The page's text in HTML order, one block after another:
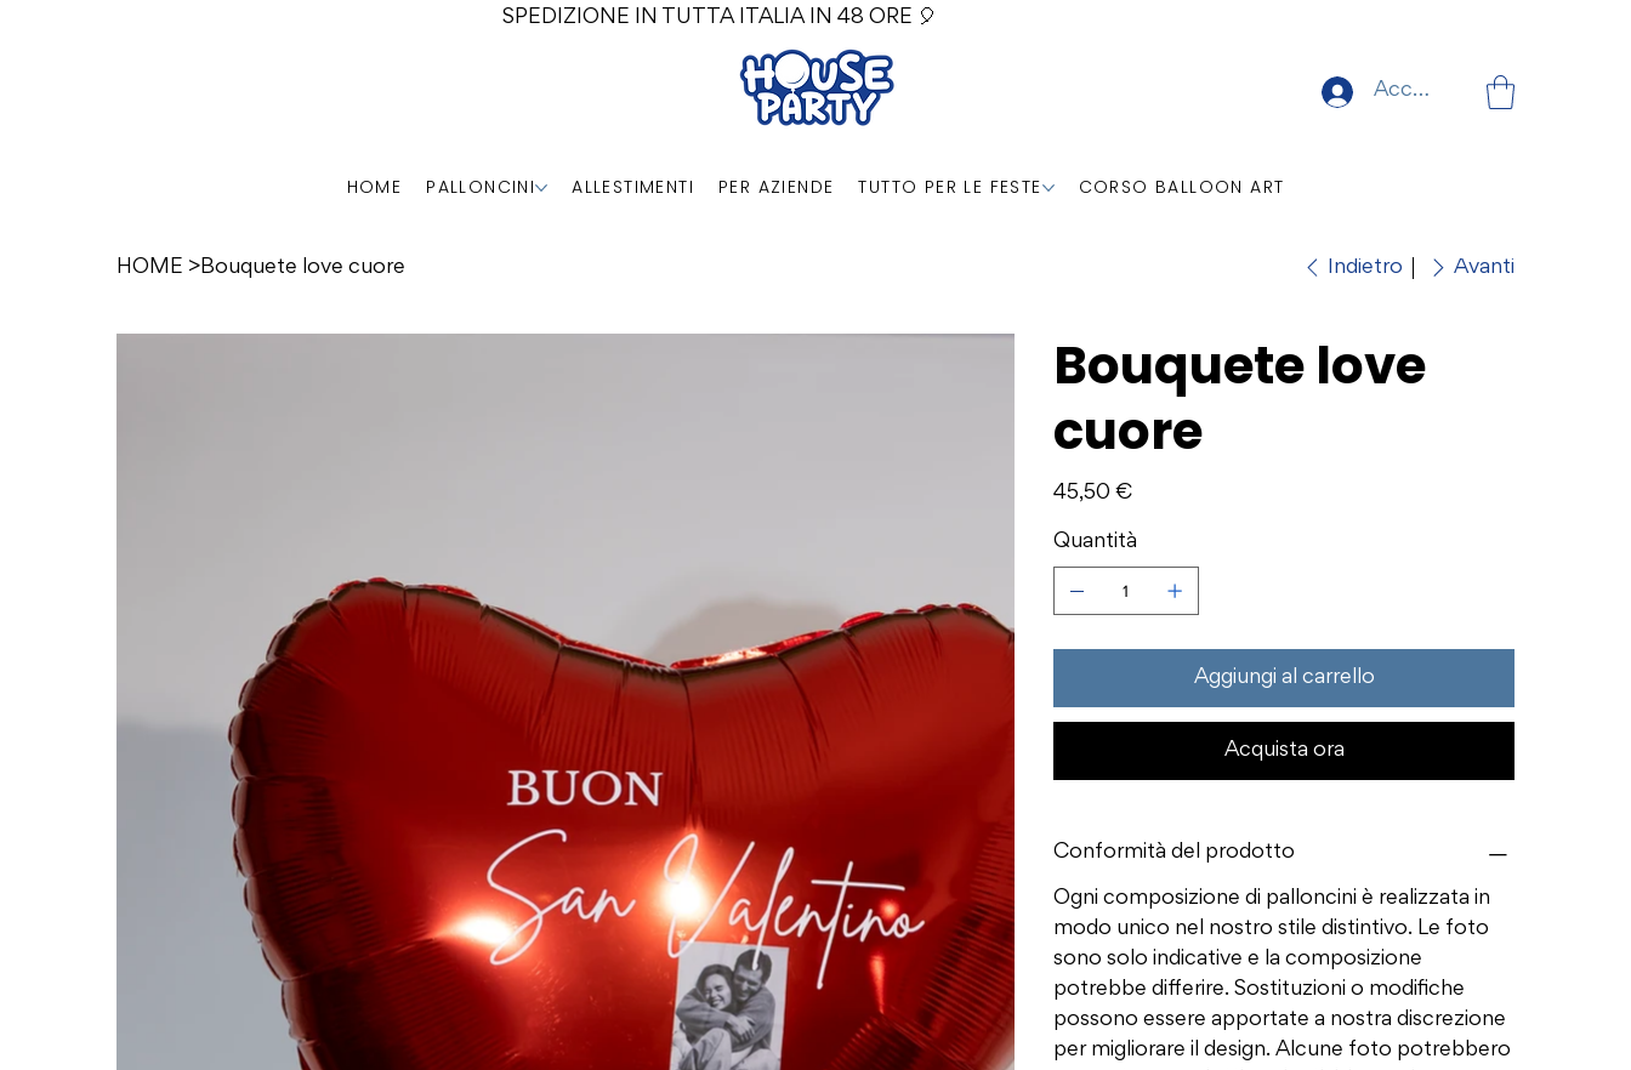
SPEDIZIONE IN TUTTA ITALIA IN 48 ORE 🎈
Accedi
HOME PALLONCINI ALLESTIMENTI PER AZIENDE TUTTO PER LE FESTE CORSO BALLOON ART
HOME >Bouquete love cuore Indietro Avanti
Bouquete love
cuore
Prezzo
45,50 €
Quantità
Aggiungi al carrello
Acquista ora
Conformità del prodotto
Ogni composizione di palloncini è realizzata in
modo unico nel nostro stile distintivo. Le foto
sono solo indicative e la composizione
potrebbe differire. Sostituzioni o modifiche
possono essere apportate a nostra discrezione
per migliorare il design. Alcune foto potrebbero